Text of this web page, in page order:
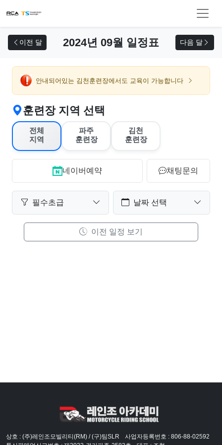
이전 달 2024년 09월 일정표 다음 달
안내되어있는 김천훈련장에서도 교육이 가능합니다
훈련장 지역 선택
전체
지역
파주
훈련장
김천
훈련장
네이버예약 채팅문의
필수초급 날짜 선택
이전 일정 보기
상호 : (주)레인조모빌리티(RM) / (구)팀SLR
사업자등록번호 : 806-88-02592